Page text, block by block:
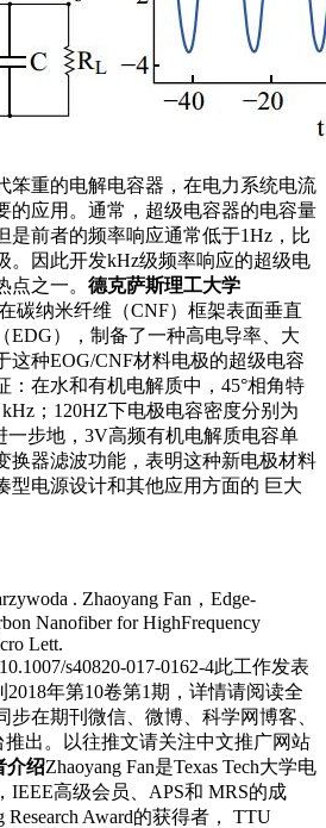
笨重的电解电容器，在电力系统电流
的应用。通常，超级电容器的电容量
是前者的频率响应通常低于1Hz，比
。因此开发kHz级频率响应的超级电
之一。 德克萨斯理工大学
碳纳米纤维（CNF）框架表面垂直
EDG），制备了一种高电导率、大
这种EOG/CNF材料电极的超级电容
：在水和有机电解质中，45°相角特
；120HZ下电极电容密度分别为
一步地，3V高频有机电解质电容单
换器滤波功能，表明这种新电极材料
型电源设计和其他应用方面的 巨大
. Zhaoyang Fan，Edge-
Nanofiber for HighFrequency
Lett.
s40820-017-0162-4此工作发表
2018年第10卷第1期，详情请阅读全
在期刊微信、微博、科学网博客、
推出。以往推文请关注中文推广网站
介绍Zhaoyang Fan是Texas Tech大学电
IEEE高级会员、APS和 MRS的成
Research Award的获得者， TTU